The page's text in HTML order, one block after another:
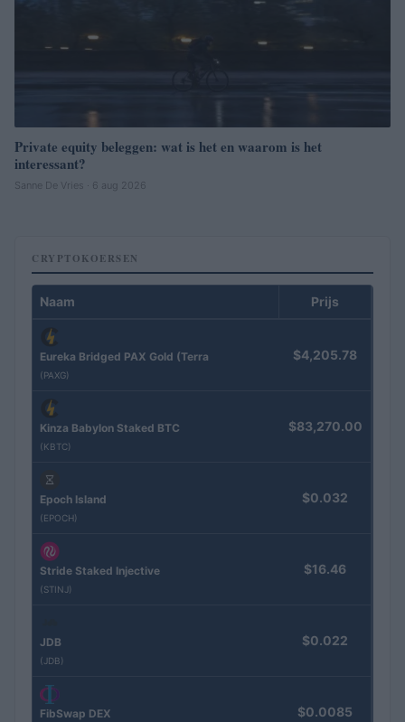
Private equity beleggen: wat is het en waarom is het
interessant?
Sanne De Vries · 6 aug 2026
CRYPTOKOERSEN
Naam Prijs
Eureka Bridged PAX Gold (Terra
(PAXG)
$4,205.78
Kinza Babylon Staked BTC
(KBTC)
$83,270.00
Epoch Island
(EPOCH)
$0.032
Stride Staked Injective
(STINJ)
$16.46
JDB
(JDB)
$0.022
FibSwap DEX $0.0085